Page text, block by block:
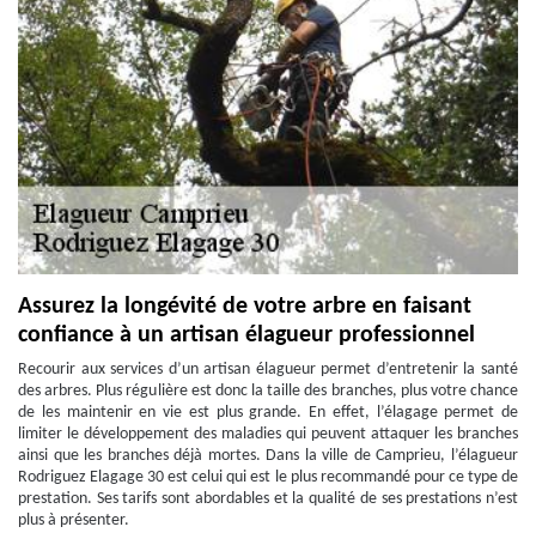
Assurez la longévité de votre arbre en faisant
confiance à un artisan élagueur professionnel
Recourir aux services d’un artisan élagueur permet d’entretenir la santé
des arbres. Plus régulière est donc la taille des branches, plus votre chance
de les maintenir en vie est plus grande. En effet, l’élagage permet de
limiter le développement des maladies qui peuvent attaquer les branches
ainsi que les branches déjà mortes. Dans la ville de Camprieu, l’élagueur
Rodriguez Elagage 30 est celui qui est le plus recommandé pour ce type de
prestation. Ses tarifs sont abordables et la qualité de ses prestations n’est
plus à présenter.